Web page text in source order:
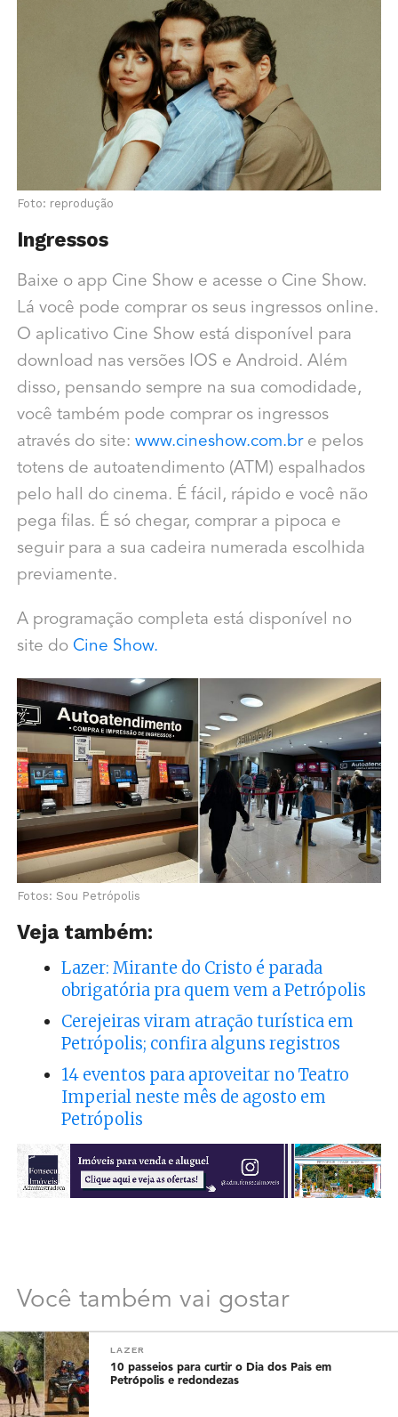
Foto: reprodução
Ingressos
Baixe o app Cine Show e acesse o Cine Show.
Lá você pode comprar os seus ingressos online.
O aplicativo Cine Show está disponível
para
download nas versões IOS e Android. Além
disso, pensando sempre na sua comodidade,
você também pode comprar os ingressos
através do site: www.cineshow.com.bre pelos
totens de autoatendimento (ATM) espalhados
pelo hall do cinema. É fácil, rápido e você não
pega filas. É só chegar, comprar a pipoca e
seguir para a sua cadeira numerada escolhida
previamente.
A programação completa está disponível no
site do Cine Show.
Fotos: Sou Petrópolis
Veja também:
Lazer: Mirante do Cristo é parada
obrigatória pra quem vem a Petrópolis
Cerejeiras viram atração turística em
Petrópolis; confira alguns registros
14 eventos para aproveitar no Teatro
Imperial neste mês de agosto em
Petrópolis
Você também vai gostar
LAZER
10 passeios para curtir o Dia dos Pais em
Petrópolis e redondezas